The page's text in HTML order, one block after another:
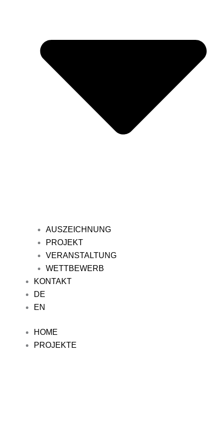
AUSZEICHNUNG
PROJEKT
VERANSTALTUNG
WETTBEWERB
KONTAKT
DE
EN
HOME
PROJEKTE